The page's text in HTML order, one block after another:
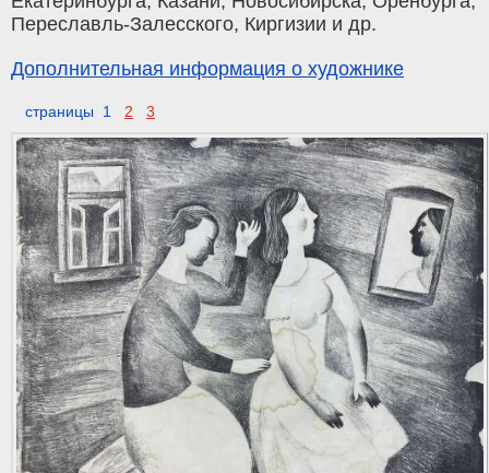
Переславль-Залесского, Киргизии и др.
Дополнительная информация о художнике
страницы 1 2 3